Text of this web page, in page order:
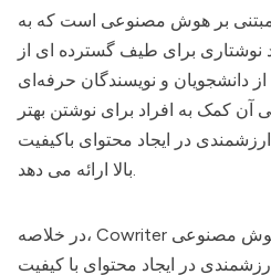
مبتنی بر هوش مصنوعی است که به
نوشتاری برای طیف گسترده ای از
دانشجویان و نویسندگان حرفه‌ای
آن کمک به افراد برای نوشتن بهتر
در ایجاد محتوای باکیفیت
بالا ارائه می دهد.
در خلاصه، Cowriter
در ایجاد محتوای با کیفیت